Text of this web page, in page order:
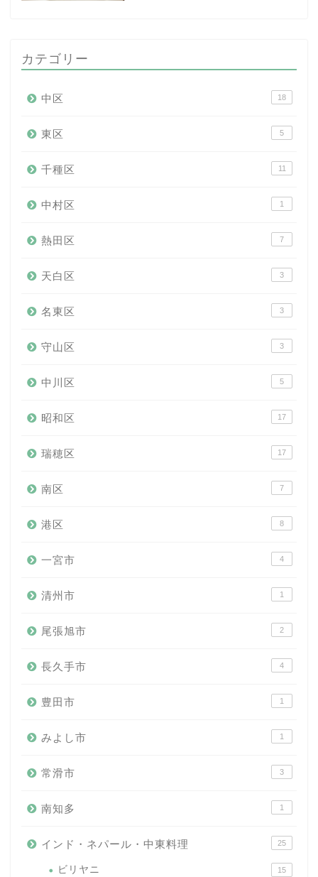
カテゴリー
中区 18
東区 5
千種区 11
中村区 1
熱田区 7
天白区 3
名東区 3
守山区 3
中川区 5
昭和区 17
瑞穂区 17
南区 7
港区 8
一宮市 4
清州市 1
尾張旭市 2
長久手市 4
豊田市 1
みよし市 1
常滑市 3
南知多 1
インド・ネパール・中東料理 25
ビリヤニ 15